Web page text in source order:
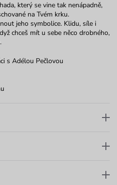
který se vine tak nenápadně,
na Tvém krku.
jeho symbolice. Klidu, síle i
chceš mít u sebe něco drobného,
s Adélou Pečlovou